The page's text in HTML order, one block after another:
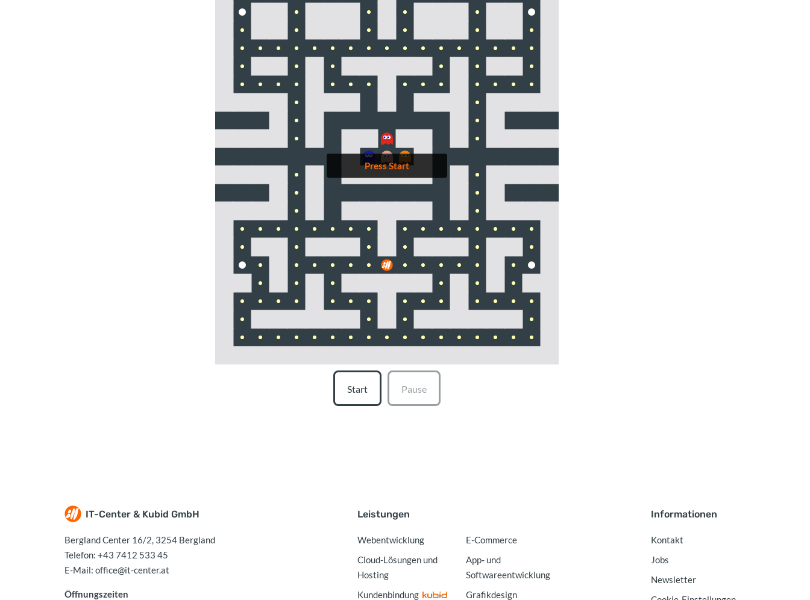
Press Start
Start Pause
IT-Center & Kubid GmbH
Bergland Center 16/2, 3254 Bergland
Telefon: +43 7412 533 45
E-Mail: office@it-center.at
Öffnungszeiten
Leistungen
Webentwicklung
E-Commerce
Cloud-Lösungen und
Hosting
App- und
Softwareentwicklung
Kundenbindung
Grafikdesign
Informationen
Kontakt
Jobs
Newsletter